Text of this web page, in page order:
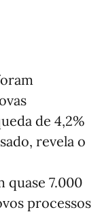
de 4,2%
revela o
quase 7.000
processos